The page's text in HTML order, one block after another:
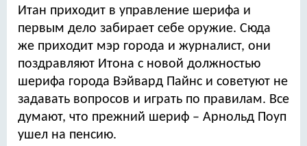
Итан приходит в управление шерифа и
первым дело забирает себе оружие. Сюда
же приходит мэр города и журналист, они
поздравляют Итона с новой должностью
шерифа города Вэйвард Пайнс и советуют не
задавать вопросов и играть по правилам. Все
думают, что прежний шериф – Арнольд Поуп
ушел на пенсию.